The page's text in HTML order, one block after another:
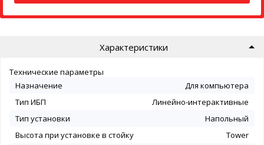
Характеристики
Технические параметры
Назначение
Для компьютера
Тип ИБП
Линейно-интерактивные
Тип установки
Напольный
Высота при установке в стойку
Tower